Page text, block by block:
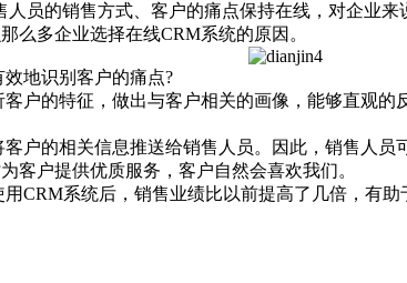
人员的销售方式、客户的痛点保持在线，对企业
么多企业选择在线CRM系统的原因。
地识别客户的痛点?
的特征，做出与客户相关的画像，能够直观的
的相关信息推送给销售人员。因此，销售人员
客户提供优质服务，客户自然会喜欢我们。
系统后，销售业绩比以前提高了几倍，有助